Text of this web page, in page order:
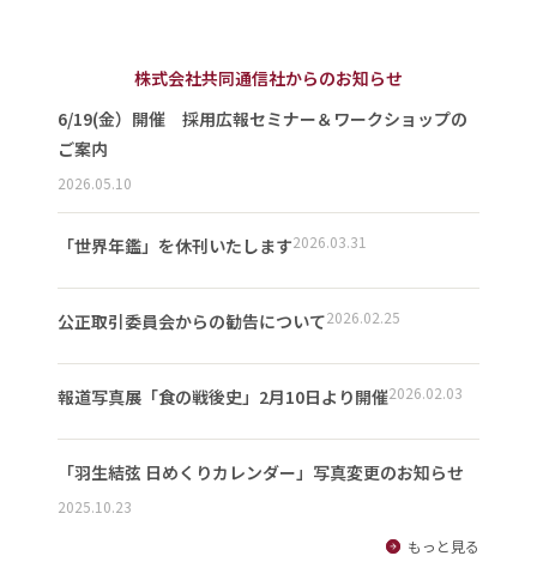
株式会社共同通信社からのお知らせ
6/19(金）開催 採用広報セミナー＆ワークショップの
ご案内
2026.05.10
「世界年鑑」を休刊いたします2026.03.31
公正取引委員会からの勧告について2026.02.25
報道写真展「食の戦後史」2月10日より開催2026.02.03
「羽生結弦 日めくりカレンダー」写真変更のお知らせ
2025.10.23
もっと見る